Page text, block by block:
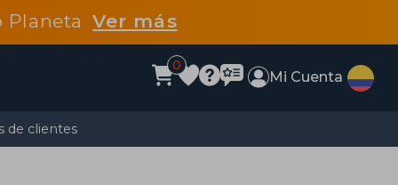
PlanetaVer más
0
Mi Cuenta
de clientes